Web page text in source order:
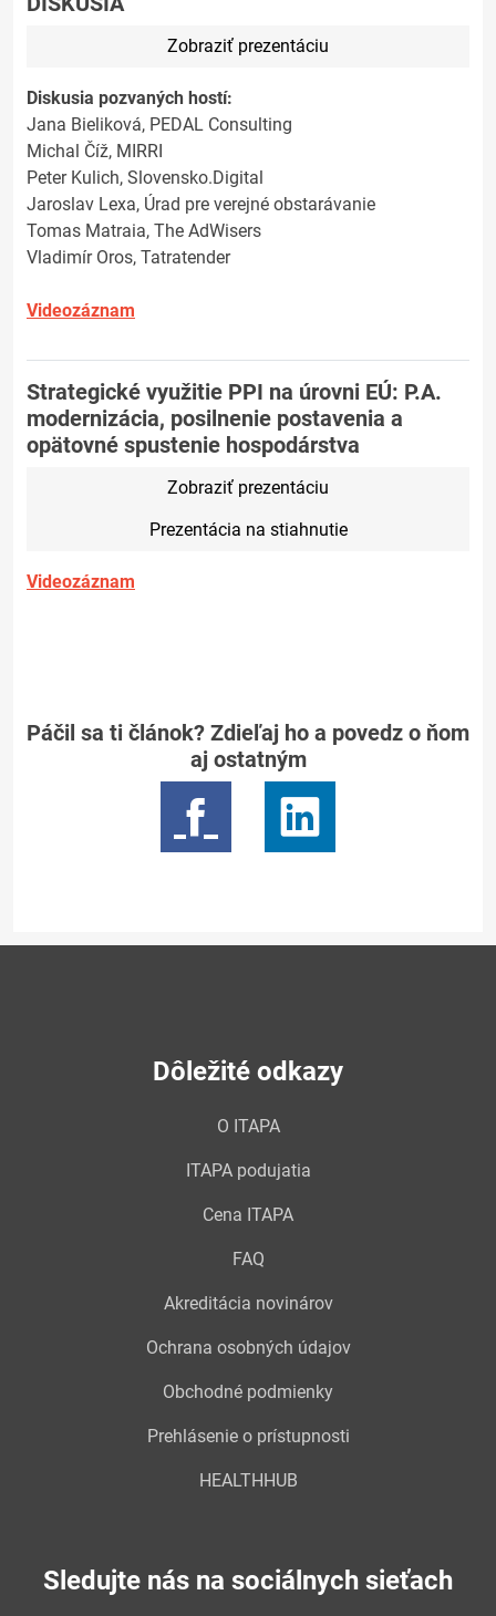
Zobraziť prezentáciu
Diskusia pozvaných hostí:
Jana Bieliková, PEDAL Consulting
Michal Číž, MIRRI
Peter Kulich, Slovensko.Digital
Jaroslav Lexa, Úrad pre verejné obstarávanie
Tomas Matraia, The AdWisers
Vladimír Oros, Tatratender
Videozáznam
Strategické využitie PPI na úrovni EÚ: P.A.
modernizácia, posilnenie postavenia a
opätovné spustenie hospodárstva
Zobraziť prezentáciu
Prezentácia na stiahnutie
Videozáznam
Páčil sa ti článok? Zdieľaj ho a povedz o ňom
aj ostatným
Dôležité odkazy
O ITAPA
ITAPA podujatia
Cena ITAPA
FAQ
Akreditácia novinárov
Ochrana osobných údajov
Obchodné podmienky
Prehlásenie o prístupnosti
HEALTHHUB
Sledujte nás na sociálnych sieťach